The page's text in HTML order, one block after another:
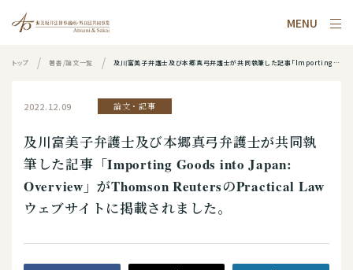
MENU
トップ 著書/論文一覧 及川富美子弁護士及び本郷真弓弁護士が共同執筆した記事「Importing Goods into Japan: Overview」がThomson ReutersのPractical Law ウェブサイトに掲載されました。
2022.12.09 論文・記事
及川富美子弁護士及び本郷真弓弁護士が共同執
筆した記事「Importing Goods into Japan:
Overview」がThomson ReutersのPractical Law
ウェブサイトに掲載されました。